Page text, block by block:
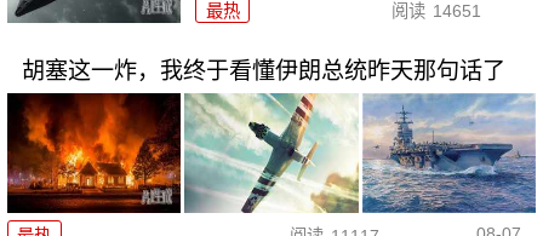
最热 阅读 14651
胡塞这一炸，我终于看懂伊朗总统昨天那句话了